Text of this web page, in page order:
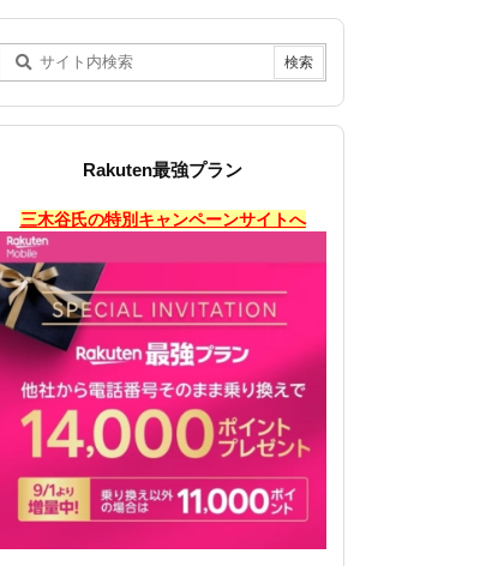
Rakuten最強プラン
三木谷氏の特別キャンペーンサイトへ